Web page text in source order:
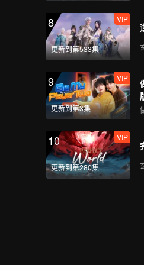
8
更新到第533集
VIP
9
更新到第3集
VIP
10
更新到第280集
VIP